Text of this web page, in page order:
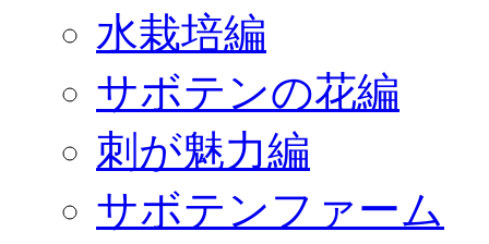
水栽培編
サボテンの花編
刺が魅力編
サボテンファーム